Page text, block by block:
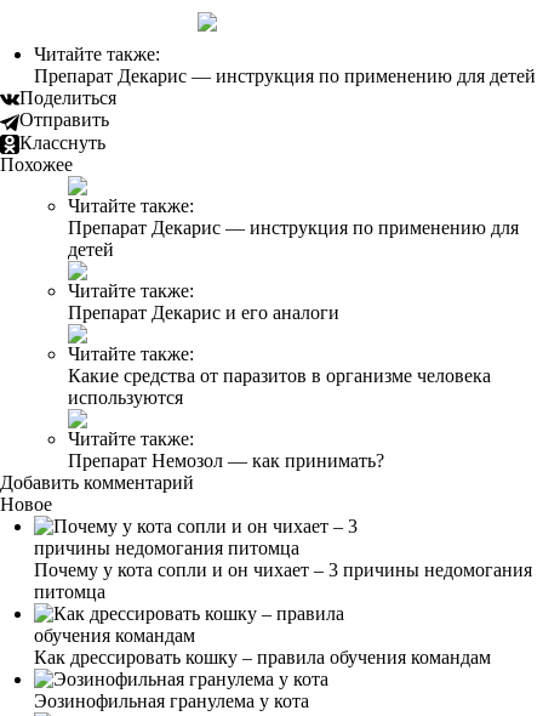
Читайте также:
Препарат Декарис — инструкция по применению для детей
Поделиться
Отправить
Класснуть
Похожее
Читайте также:
Препарат Декарис — инструкция по применению для
детей
Читайте также:
Препарат Декарис и его аналоги
Читайте также:
Какие средства от паразитов в организме человека
используются
Читайте также:
Препарат Немозол — как принимать?
Добавить комментарий
Новое
Почему у кота сопли и он чихает – 3 причины недомогания
питомца
Как дрессировать кошку – правила обучения командам
Эозинофильная гранулема у кота